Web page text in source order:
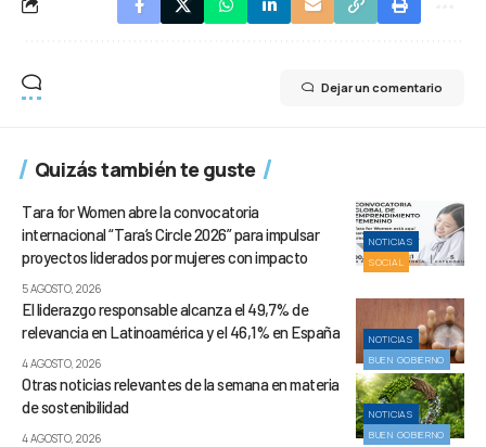
Dejar un comentario
Quizás también te guste
NOTICIAS
SOCIAL
Tara for Women abre la convocatoria
internacional “Tara’s Circle 2026” para impulsar
proyectos liderados por mujeres con impacto
5 AGOSTO, 2026
NOTICIAS
BUEN GOBIERNO
El liderazgo responsable alcanza el 49,7% de
relevancia en Latinoamérica y el 46,1% en España
4 AGOSTO, 2026
NOTICIAS
BUEN GOBIERNO
Otras noticias relevantes de la semana en materia
de sostenibilidad
4 AGOSTO, 2026